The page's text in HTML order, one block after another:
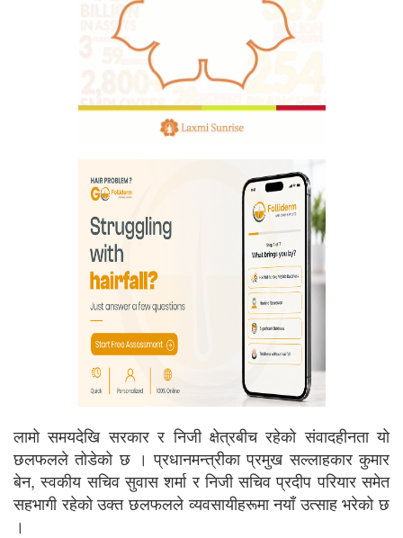
लामो समयदेखि सरकार र निजी क्षेत्रबीच रहेको संवादहीनता यो
छलफलले तोडेको छ । प्रधानमन्त्रीका प्रमुख सल्लाहकार कुमार
बेन, स्वकीय सचिव सुवास शर्मा र निजी सचिव प्रदीप परियार समेत
सहभागी रहेको उक्त छलफलले व्यवसायीहरूमा नयाँ उत्साह भरेको छ
।